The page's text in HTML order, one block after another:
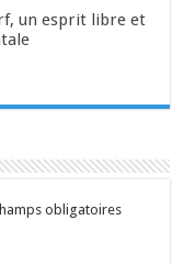
un esprit libre et
obligatoires